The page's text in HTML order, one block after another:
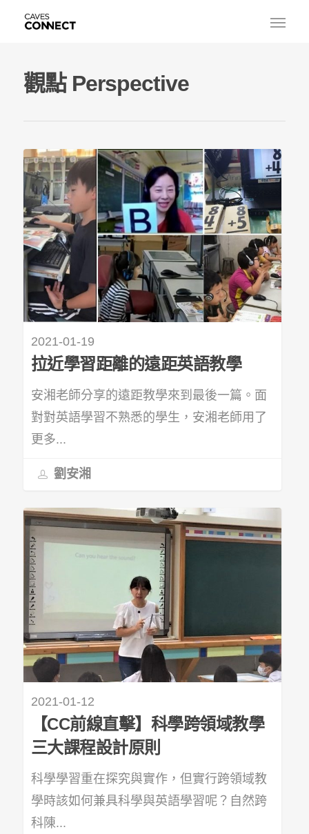
觀點 Perspective
2021-01-19
拉近學習距離的遠距英語教學
安湘老師分享的遠距教學來到最後一篇。面
對對英語學習不熟悉的學生，安湘老師用了
更多...
劉安湘
2021-01-12
【CC前線直擊】科學跨領域教學
三大課程設計原則
科學學習重在探究與實作，但實行跨領域教
學時該如何兼具科學與英語學習呢？自然跨
科陳...